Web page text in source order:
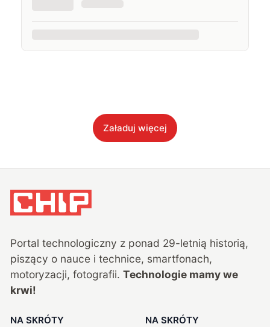
Załaduj więcej
Portal technologiczny z ponad 29-letnią historią,
piszący o nauce i technice, smartfonach,
motoryzacji, fotografii. Technologie mamy we
krwi!
NA SKRÓTY NA SKRÓTY